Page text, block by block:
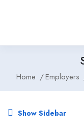
Home Employers
Show Sidebar